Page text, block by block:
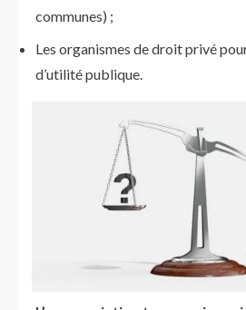
communes) ;
Les organismes de droit privé
d’utilité publique.